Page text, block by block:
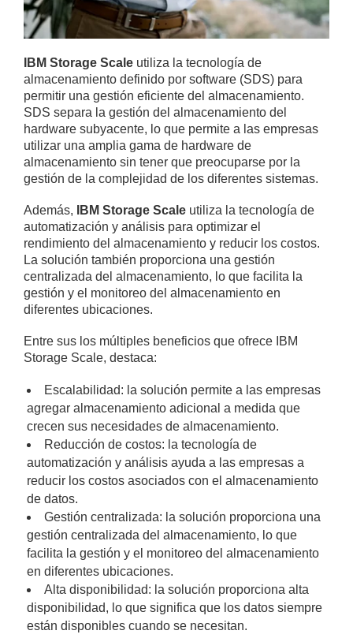
IBM Storage Scale utiliza la tecnología de
almacenamiento definido por software (SDS) para
permitir una gestión eficiente del almacenamiento.
SDS separa la gestión del almacenamiento del
hardware subyacente, lo que permite a las empresas
utilizar una amplia gama de hardware de
almacenamiento sin tener que preocuparse por la
gestión de la complejidad de los diferentes sistemas.
Además, IBM Storage Scale utiliza la tecnología de
automatización y análisis para optimizar el
rendimiento del almacenamiento y reducir los costos.
La solución también proporciona una gestión
centralizada del almacenamiento, lo que facilita la
gestión y el monitoreo del almacenamiento en
diferentes ubicaciones.
Entre sus los múltiples beneficios que ofrece IBM
Storage Scale, destaca:
Escalabilidad: la solución permite a las empresas
agregar almacenamiento adicional a medida que
crecen sus necesidades de almacenamiento.
Reducción de costos: la tecnología de
automatización y análisis ayuda a las empresas a
reducir los costos asociados con el almacenamiento
de datos.
Gestión centralizada: la solución proporciona una
gestión centralizada del almacenamiento, lo que
facilita la gestión y el monitoreo del almacenamiento
en diferentes ubicaciones.
Alta disponibilidad: la solución proporciona alta
disponibilidad, lo que significa que los datos siempre
están disponibles cuando se necesitan.